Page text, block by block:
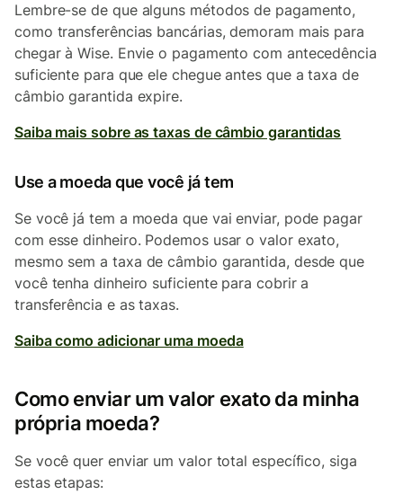
Lembre-se de que alguns métodos de pagamento,
como transferências bancárias, demoram mais para
chegar à Wise. Envie o pagamento com antecedência
suficiente para que ele chegue antes que a taxa de
câmbio garantida expire.
Saiba mais sobre as taxas de câmbio garantidas
Use a moeda que você já tem
Se você já tem a moeda que vai enviar, pode pagar
com esse dinheiro. Podemos usar o valor exato,
mesmo sem a taxa de câmbio garantida, desde que
você tenha dinheiro suficiente para cobrir a
transferência e as taxas.
Saiba como adicionar uma moeda
Como enviar um valor exato da minha
própria moeda?
Se você quer enviar um valor total específico, siga
estas etapas: